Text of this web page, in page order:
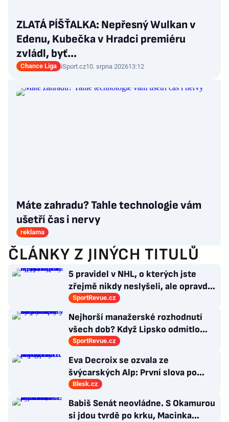
ZLATÁ PÍŠŤALKA: Nepřesný Wulkan v
Edenu, Kubečka v Hradci premiéru
zvládl, byť…
Chance Liga iSport.cz10. srpna 202613:12
Máte zahradu? Tahle technologie vám
ušetří čas i nervy
reklama
ČLÁNKY Z JINÝCH TITULŮ
5 pravidel v NHL, o kterých jste
zřejmě nikdy neslyšeli, ale opravdu
platí
SportRevue.cz
Nejhorší manažerské rozhodnutí
všech dob? Když Lipsko odmítlo
Vardyho. Prý byl už starý
SportRevue.cz
Eva Decroix se ozvala ze
švýcarských Alp: První slova po
provalení románku s kolegou
Blesk.cz
Babiš Senát neovládne. S Okamurou
si jdou tvrdě po krku, Macinka